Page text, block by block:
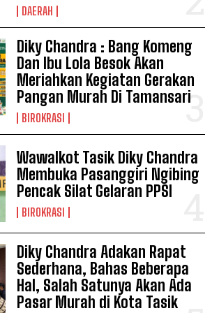
DAERAH
Diky Chandra : Bang Komeng
Dan Ibu Lola Besok Akan
Meriahkan Kegiatan Gerakan
Pangan Murah Di Tamansari
BIROKRASI
Wawalkot Tasik Diky Chandra
Membuka Pasanggiri Ngibing
Pencak Silat Gelaran PPSI
BIROKRASI
Diky Chandra Adakan Rapat
Sederhana, Bahas Beberapa
Hal, Salah Satunya Akan Ada
Pasar Murah di Kota Tasik